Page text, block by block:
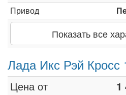
Привод
Показать все
Лада Икс Рэй Кросс
Цена от 1